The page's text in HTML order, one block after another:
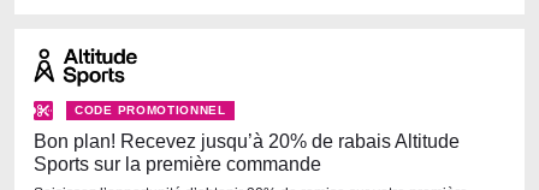
CODE PROMOTIONNEL
Bon plan! Recevez jusqu’à 20% de rabais Altitude
Sports sur la première commande